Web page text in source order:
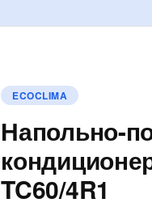
ECOCLIMA
Напольно-
TC60/4R1